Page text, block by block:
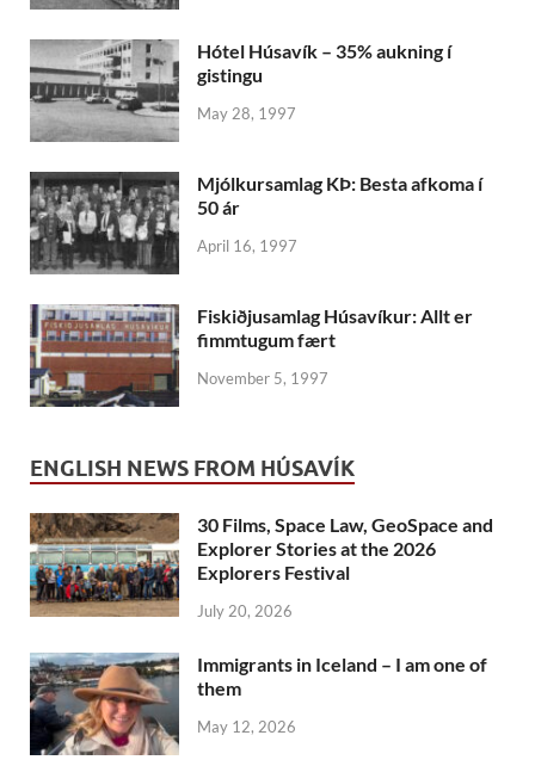
Hótel Húsavík – 35% aukning í
gistingu
May 28, 1997
Mjólkursamlag KÞ: Besta afkoma í
50 ár
April 16, 1997
Fiskiðjusamlag Húsavíkur: Allt er
fimmtugum fært
November 5, 1997
ENGLISH NEWS FROM HÚSAVÍK
30 Films, Space Law, GeoSpace and
Explorer Stories at the 2026
Explorers Festival
July 20, 2026
Immigrants in Iceland – I am one of
them
May 12, 2026